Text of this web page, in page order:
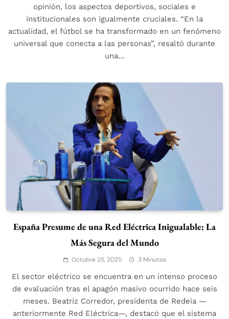
opinión, los aspectos deportivos, sociales e
institucionales son igualmente cruciales. “En la
actualidad, el fútbol se ha transformado en un fenómeno
universal que conecta a las personas”, resaltó durante
una…
España Presume de una Red Eléctrica Inigualable: La
Más Segura del Mundo
Octubre 25, 2025 3 Minutos
El sector eléctrico se encuentra en un intenso proceso
de evaluación tras el apagón masivo ocurrido hace seis
meses. Beatriz Corredor, presidenta de Redeia —
anteriormente Red Eléctrica—, destacó que el sistema